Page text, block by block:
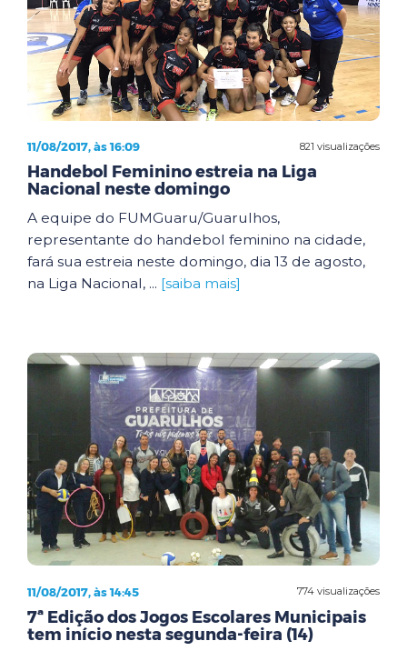
821 visualizações
11/08/2017, às 16:09
Handebol Feminino estreia na Liga
Nacional neste domingo
A equipe do FUMGuaru/Guarulhos,
representante do handebol feminino na cidade,
fará sua estreia neste domingo, dia 13 de agosto,
na Liga Nacional, ... [saiba mais]
774 visualizações
11/08/2017, às 14:45
7ª Edição dos Jogos Escolares Municipais
tem início nesta segunda-feira (14)